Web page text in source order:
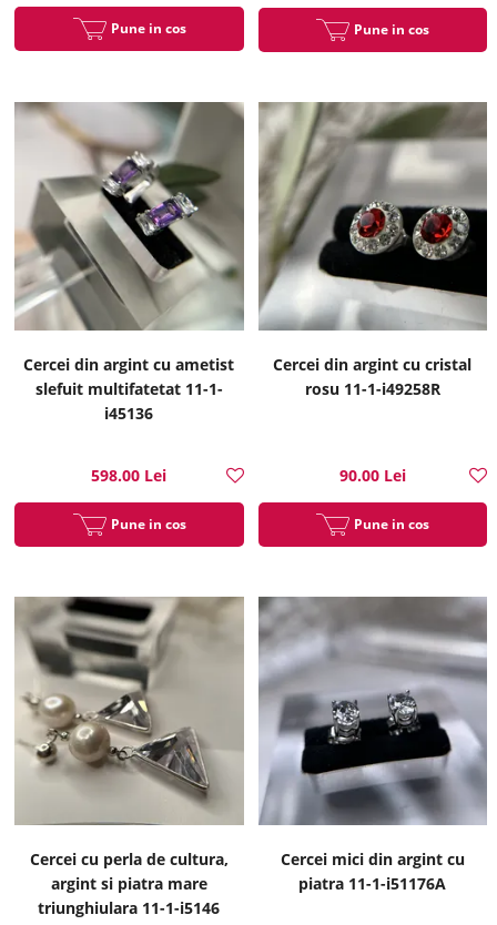
Pune in cos Pune in cos
Cercei din argint cu ametist
slefuit multifatetat 11-1-
i45136
598.00 Lei
Pune in cos
Cercei din argint cu cristal
rosu 11-1-i49258R
90.00 Lei
Pune in cos
Cercei cu perla de cultura,
argint si piatra mare
triunghiulara 11-1-i5146
Cercei mici din argint cu
piatra 11-1-i51176A